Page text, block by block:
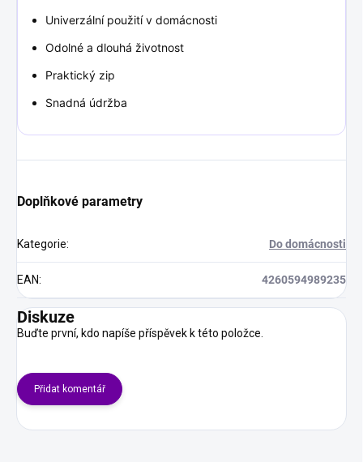
Univerzální použití v domácnosti
Odolné a dlouhá životnost
Praktický zip
Snadná údržba
Doplňkové parametry
Kategorie: Do domácnosti
EAN: 4260594989235
Diskuze
Buďte první, kdo napíše příspěvek k této položce.
Přidat komentář